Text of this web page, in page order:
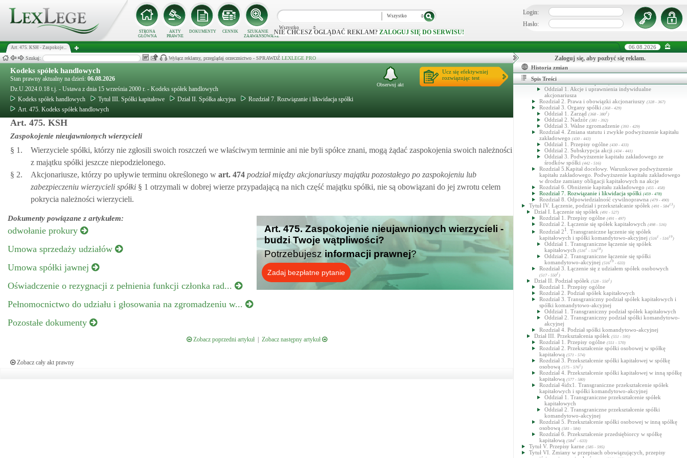
STRONA
GŁÓWNA
AKTY
PRAWNE
DOKUMENTY CENNIK
SZUKANIE
ZAAWANSOWANE
Wszystko
Wszystko
NIE CHCESZ OGLĄDAĆ REKLAM? ZALOGUJ SIĘ DO SERWISU!
Login:
Hasło:
Art. 475. KSH - Zaspokoje... 06.08.2026
Szukaj: Wyłącz reklamy, przeglądaj orzecznictwo - SPRAWDŹ LEXLEGE PRO
Kodeks spółek handlowych
Stan prawny aktualny na dzień: 06.08.2026
Dz.U.2024.0.18 t.j. - Ustawa z dnia 15 września 2000 r. - Kodeks spółek handlowych
Kodeks spółek handlowych
Tytuł III. Spółki kapitałowe Dział II. Spółka akcyjna
Rozdział 7. Rozwiązanie i likwidacja spółki
Art. 475. Kodeks spółek handlowych
Ucz się efektywniej
rozwiązując test
Obserwuj akt
Art. 475. KSH
Zaspokojenie nieujawnionych wierzycieli
§ 1.
Wierzyciele spółki, którzy nie zgłosili swoich roszczeń we właściwym terminie ani nie byli spółce znani, mogą żądać zaspokojenia swoich należności
z majątku spółki jeszcze niepodzielonego.
§ 2.
Akcjonariusze, którzy po upływie terminu określonego w art. 474 podział między akcjonariuszy majątku pozostałego po zaspokojeniu lub
zabezpieczeniu wierzycieli spółki § 1 otrzymali w dobrej wierze przypadającą na nich część majątku spółki, nie są obowiązani do jej zwrotu celem
pokrycia należności wierzycieli.
Dokumenty powiązane z artykułem:
odwołanie prokury
Umowa sprzedaży udziałów
Umowa spółki jawnej
Oświadczenie o rezygnacji z pełnienia funkcji członka rad...
Pełnomocnictwo do udziału i głosowania na zgromadzeniu w...
Pozostałe dokumenty
Art. 475. Zaspokojenie nieujawnionych wierzycieli -
budzi Twoje wątpliwości?
Potrzebujesz informacji prawnej?
Zadaj bezpłatne pytanie
Zobacz poprzedni artykuł| Zobacz następny artykuł
Zobacz cały akt prawny
Zaloguj się, aby pozbyć się reklam.
Historia zmian
Spis Treści
Oddział 4. Rada dyrektorów 73 )
Oddział 5. Walne zgromadzenie(300 - 300 101)
Rozdział 4. Zmiana umowy spółki i emisja akcji
102 - 300 )
(300 - 300 )
Oddział 2. Upoważnienie zarządu do emisji akcji
(300 - 300 )
Oddział 3. Warunkowa emisja akcji(300114- 367)
Rozdział 5. Rozwiązanie i likwidacja spółki
Rozdział 6. Odpowiedzialność cywilnoprawna
Dział II. Spółka akcyjna
Rozdział 1. Powstanie spółki(301 - 327)
Oddział 1. Akcje i uprawnienia indywidualne
akcjonariusza
Rozdział 2. Prawa i obowiązki akcjonariuszy (328 - 367)
Rozdział 3. Organy spółki (368 - 429)
Oddział 1. Zarząd (368 - 3801 )
Oddział 2. Nadzór (381 - 392)
Oddział 3. Walne zgromadzenie (393 - 429)
Rozdział 4. Zmiana statutu i zwykłe podwyższenie kapitału
zakładowego (430 - 443)
Oddział 1. Przepisy ogólne (430 - 433)
Oddział 2. Subskrypcja akcji (434 - 441)
Oddział 3. Podwyższenie kapitału zakładowego ze
środków spółki (442 - 516)
Rozdział 5.Kapitał docelowy. Warunkowe podwyższenie
kapitału zakładowego. Podwyższenie kapitału zakładowego
w drodze zamiany obligacji kapitałowych na akcje
Rozdział 6. Obniżenie kapitału zakładowego (455 - 458)
Rozdział 7. Rozwiązanie i likwidacja spółki (459 - 478)
Rozdział 8. Odpowiedzialność cywilnoprawna (479 - 490)
Tytuł IV. Łączenie, podział i przekształcanie spółek (491 - 58413)
Dział I. Łączenie się spółek (491 - 527)
Rozdział 1. Przepisy ogólne (491 - 497)
Rozdział 2. Łączenie się spółek kapitałowych (498 - 516)
Rozdział 2 1
. Transgraniczne łączenie się spółek
kapitałowych i spółki komandytowo-akcyjnej (5161 - 51619)
Oddział 1. Transgraniczne łączenie się spółek
kapitałowych (5161 - 51618)
Oddział 2. Transgraniczne łączenie się spółki
komandytowo-akcyjnej (51619 - 633)
Rozdział 3. Łączenie się z udziałem spółek osobowych
(517 - 5501 )
Dział II. Podział spółek (528 - 5501 )
Rozdział 1. Przepisy ogólne
Rozdział 2. Podział spółek kapitałowych
Rozdział 3. Transgraniczny podział spółek kapitałowych i
spółki komandytowo-akcyjnej
Oddział 1. Transgraniczny podział spółek kapitałowych
Oddział 2. Transgraniczny podział spółki komandytowo-
akcyjnej
Rozdział 4. Podział spółki komandytowo-akcyjnej
Dział III. Przekształcenia spółek (551 - 595)
Rozdział 1. Przepisy ogólne (551 - 570)
Rozdział 2. Przekształcenie spółki osobowej w spółkę
kapitałową (571 - 574)
Rozdział 3. Przekształcenie spółki kapitałowej w spółkę
osobową (575 - 5761 )
Rozdział 4. Przekształcenie spółki kapitałowej w inną spółkę
kapitałową (577 - 580)
Rozdział 4idx1. Transgraniczne przekształcenie spółek
kapitałowych i spółki komandytowo-akcyjnej
Oddział 1. Transgraniczne przekształcenie spółek
kapitałowych
Oddział 2. Transgraniczne przekształcenie spółki
komandytowo-akcyjnej
Rozdział 5. Przekształcenie spółki osobowej w inną spółkę
osobową (581 - 584)
Rozdział 6. Przekształcenie przedsiębiorcy w spółkę
kapitałową (5841 - 633)
Tytuł V. Przepisy karne (585 - 595)
Tytuł VI. Zmiany w przepisach obowiązujących, przepisy